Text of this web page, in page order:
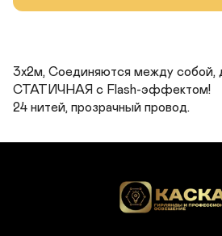
3х2м, Соединяются между собой,
СТАТИЧНАЯ с Flash-эффектом!
24 нитей, прозрачный провод.